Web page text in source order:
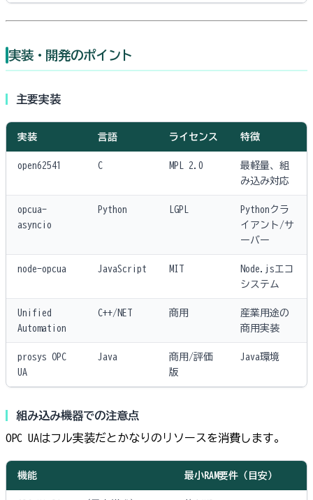
実装・開発のポイント
主要実装
実装 言語 ライセンス 特徴
open62541 C MPL 2.0
最軽量、組
み込み対応
opcua-
asyncio
Python LGPL
Pythonクラ
イアント/サ
ーバー
node-opcua JavaScript MIT
Node.jsエコ
システム
Unified
Automation
C++/NET 商用
産業用途の
商用実装
prosys OPC
UA
Java
商用/評価
版
Java環境
組み込み機器での注意点
OPC UAはフル実装だとかなりのリソースを消費します。
機能 最小RAM要件（目安）